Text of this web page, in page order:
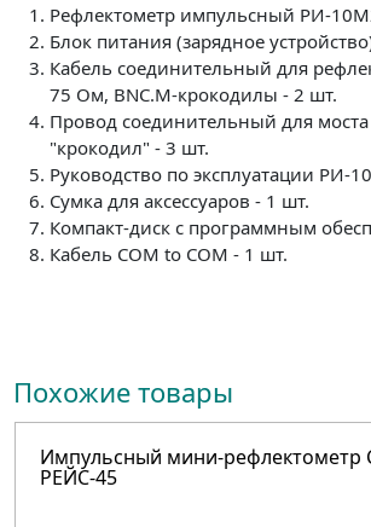
Рефлектометр импульсный РИ-
Блок питания (зарядное
Кабель соединительный для
75 Ом, BNC.M-крокодилы - 2 шт.
Провод соединительный для
"крокодил" - 3 шт.
Руководство по эксплуатации РИ-
Сумка для аксессуаров - 1 шт.
Компакт-диск с программным
Кабель COM to COM - 1 шт.
Похожие товары
Импульсный мини-рефлектометр
РЕЙС-45